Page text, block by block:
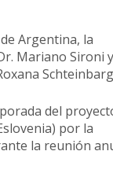
de Argentina, la
Mariano Sironi
del
por la
la reunión
Inicio
Quiénes